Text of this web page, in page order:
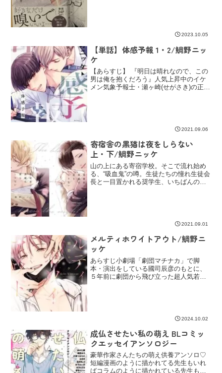
2023.10.05
【単話】体感予報 1・2/鯛野ニッ
ケ
【あらすじ】 『明日は晴れなので、この
男は俺を抱くだろう』人気上昇中のイケ
メン気象予報士・瀬ヶ崎(せがさき)の正体
2021.09.06
寄宿舎の黒猫は夜をしらない
上・下/鯛野ニッケ
山の上にある寄宿学校。そこで流れ始め
る、“吸血鬼”の噂。生徒たちの憧れ生徒会
長と一目置かれる奨学生、いちばんの親
2021.09.01
メルティホワイトアウト/鯛野ニ
ッケ
あらすじ小劇場「劇団マチナカ」で脚
本・演出をしている國司辰彦のもとに、
５年前に劇団から飛び立った超人気若手
2024.10.02
成仏させたい私の萌え BLコミッ
クエッセイアンソロジー
豪華作家さんたちの萌え供養アンソロ♡
短編漫画のように描かれてる先生もいれ
ばコラムのように描かれている先生もい